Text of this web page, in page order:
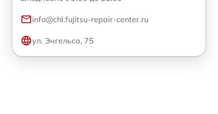
info@chl.fujitsu-repair-center.ru
ул. Энгельса, 75